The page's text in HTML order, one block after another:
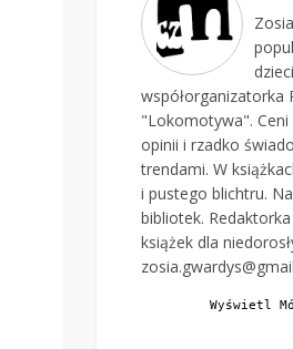
współorganizatorka
"Lokomotywa". Ceni
opinii i rzadko
trendami. W
i pustego blichtru.
bibliotek.
książek dla
Wyświetl